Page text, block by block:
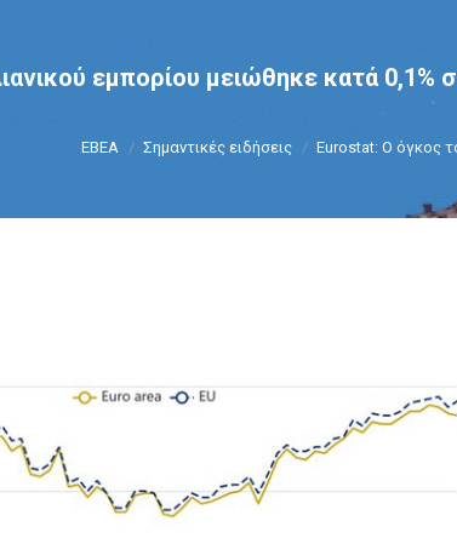
εμπορίου μειώθηκε κατά
You are here:
ΕΒΕΑ Σημαντικές ειδήσεις Eurostat: Ο όγκος